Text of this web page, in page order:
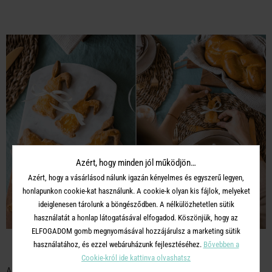
Azért, hogy minden jól működjön…
Azért, hogy a vásárlásod nálunk igazán kényelmes és egyszerű legyen,
honlapunkon cookie-kat használunk. A cookie-k olyan kis fájlok, melyeket
ideiglenesen tárolunk a böngésződben. A nélkülözhetetlen sütik
használatát a honlap látogatásával elfogadod. Köszönjük, hogy az
ELFOGADOM gomb megnyomásával hozzájárulsz a marketing sütik
használatához, és ezzel webáruházunk fejlesztéséhez. Bővebben a
Cookie-król ide kattinva olvashatsz